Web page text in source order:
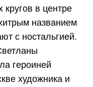
в центре
названием
с ностальгией.
героиней
художника и